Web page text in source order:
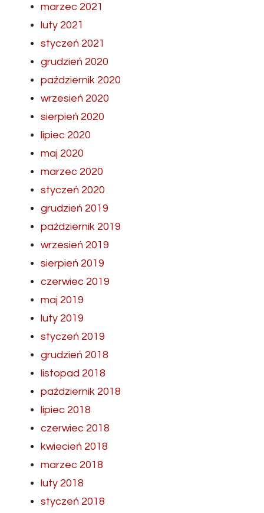
marzec 2021
luty 2021
styczeń 2021
grudzień 2020
październik 2020
wrzesień 2020
sierpień 2020
lipiec 2020
maj 2020
marzec 2020
styczeń 2020
grudzień 2019
październik 2019
wrzesień 2019
sierpień 2019
czerwiec 2019
maj 2019
luty 2019
styczeń 2019
grudzień 2018
listopad 2018
październik 2018
lipiec 2018
czerwiec 2018
kwiecień 2018
marzec 2018
luty 2018
styczeń 2018